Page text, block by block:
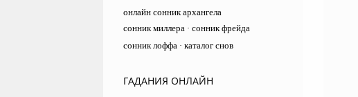
онлайн сонник архангела
сонник миллера · сонник фрейда
сонник лоффа · каталог снов
ГАДАНИЯ ОНЛАЙН